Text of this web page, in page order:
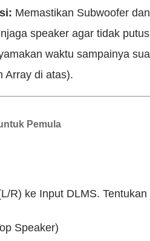
Memastikan Subwoofer
speaker agar tidak
waktu sampainya
Array di atas).
Pemula
R) ke Input DLMS.
Speaker)